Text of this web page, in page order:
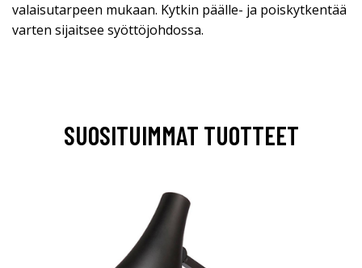
valaisutarpeen mukaan. Kytkin päälle- ja poiskytkentää
varten sijaitsee syöttöjohdossa.
SUOSITUIMMAT TUOTTEET